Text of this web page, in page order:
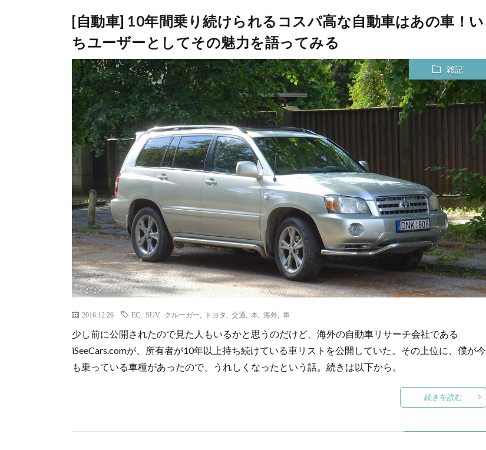
[自動車] 10年間乗り続けられるコスパ高な自動車はあの車！い
ちユーザーとしてその魅力を語ってみる
雑記
2016.12.26 EC SUV, クルーガー トヨタ 交通 本 海外 車
少し前に公開されたので見た人もいるかと思うのだけど、海外の自動車リサーチ会社である
iSeeCars.comが、所有者が10年以上持ち続けている車リストを公開していた。その上位に、僕が今
も乗っている車種があったので、うれしくなったという話。続きは以下から。
続きを読む